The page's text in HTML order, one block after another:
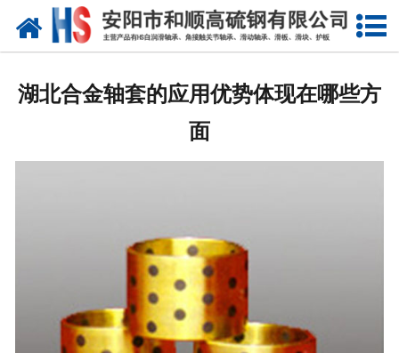
网站首页
新闻中心
联系我们
湖北合金轴套的应用优势体现在哪些方
面